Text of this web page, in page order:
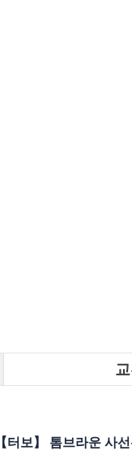
【터보】 톰브라운 사